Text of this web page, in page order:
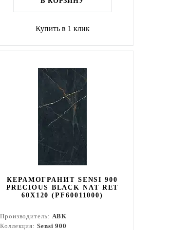
Купить в 1 клик
КЕРАМОГРАНИТ SENSI 900
PRECIOUS BLACK NAT RET
60X120 (PF60011000)
Производитель: ABK
Коллекция: Sensi 900